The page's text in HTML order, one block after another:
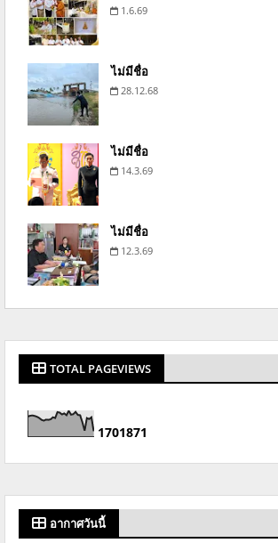
1.6.69
ไม่มีชื่อ
28.12.68
ไม่มีชื่อ
14.3.69
ไม่มีชื่อ
12.3.69
TOTAL PAGEVIEWS
1701871
อากาศวันนี้